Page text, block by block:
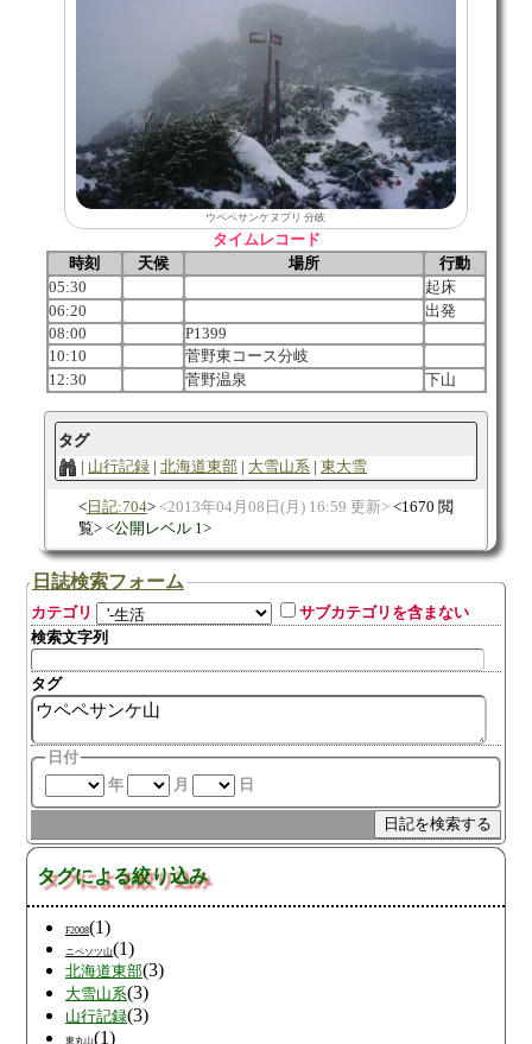
ウペペサンケヌプリ 分岐
タイムレコード
時刻
天候 場所
行動
05:30
起床
06:20
出発
08:00
P1399
10:10
菅野東コース分岐
12:30
菅野温泉 下山
タグ
山行記録
北海道東部 大雪山系 東大雪
日記:704 2013年04月08日(月) 16:59 更新
1670 閲
覧
公開レベル 1
日誌検索フォーム
カテゴリ
サブカテゴリを含まない
検索文字列
タグ
日付
年
月 日
タグによる絞り込み
F2008(1)
ニペソツ山(1)
北海道東部(3)
大雪山系(3)
山行記録(3)
東丸山(1)